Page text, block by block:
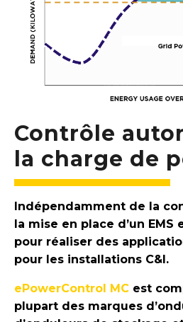
Contrôle
la charge de
Indépendamment de la
la mise en place d’un
pour réaliser des
pour les installations C&I.
ePowerControl MC est
plupart des marques